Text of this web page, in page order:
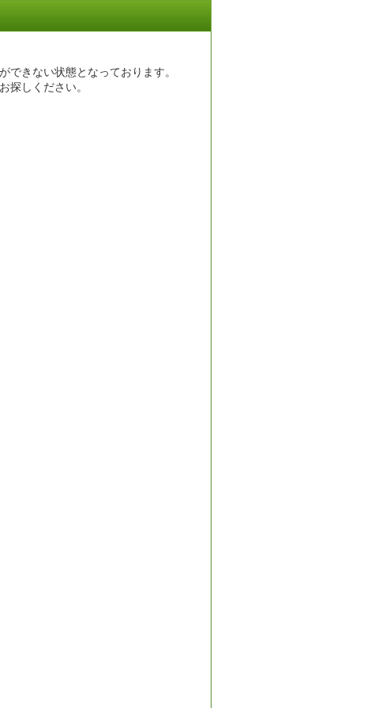
できない状態となっております。
探しください。